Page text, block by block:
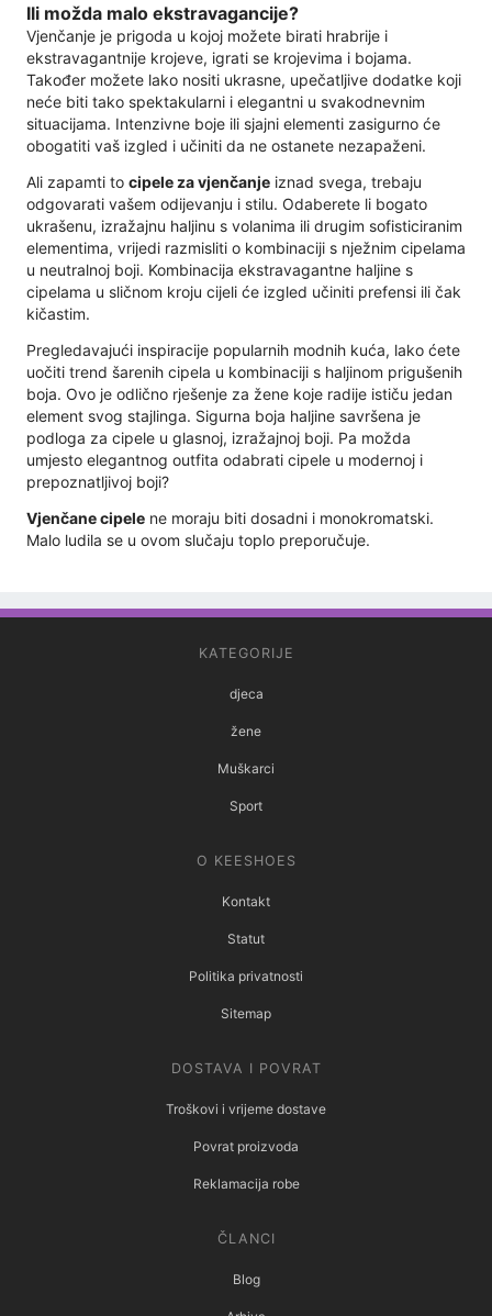
Ili možda malo ekstravagancije?
Vjenčanje je prigoda u kojoj možete birati hrabrije i
ekstravagantnije krojeve, igrati se krojevima i bojama.
Također možete lako nositi ukrasne, upečatljive dodatke koji
neće biti tako spektakularni i elegantni u svakodnevnim
situacijama. Intenzivne boje ili sjajni elementi zasigurno će
obogatiti vaš izgled i učiniti da ne ostanete nezapaženi.
Ali zapamti to cipele za vjenčanje iznad svega, trebaju
odgovarati vašem odijevanju i stilu. Odaberete li bogato
ukrašenu, izražajnu haljinu s volanima ili drugim sofisticiranim
elementima, vrijedi razmisliti o kombinaciji s nježnim cipelama
u neutralnoj boji. Kombinacija ekstravagantne haljine s
cipelama u sličnom kroju cijeli će izgled učiniti prefensi ili čak
kičastim.
Pregledavajući inspiracije popularnih modnih kuća, lako ćete
uočiti trend šarenih cipela u kombinaciji s haljinom prigušenih
boja. Ovo je odlično rješenje za žene koje radije ističu jedan
element svog stajlinga. Sigurna boja haljine savršena je
podloga za cipele u glasnoj, izražajnoj boji. Pa možda
umjesto elegantnog outfita odabrati cipele u modernoj i
prepoznatljivoj boji?
Vjenčane cipele ne moraju biti dosadni i monokromatski.
Malo ludila se u ovom slučaju toplo preporučuje.
KATEGORIJE
djeca
žene
Muškarci
Sport
O KEESHOES
Kontakt
Statut
Politika privatnosti
Sitemap
DOSTAVA I POVRAT
Troškovi i vrijeme dostave
Povrat proizvoda
Reklamacija robe
ČLANCI
Blog